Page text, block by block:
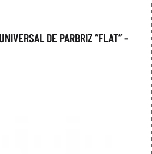
DE PARBRIZ “FLAT” –